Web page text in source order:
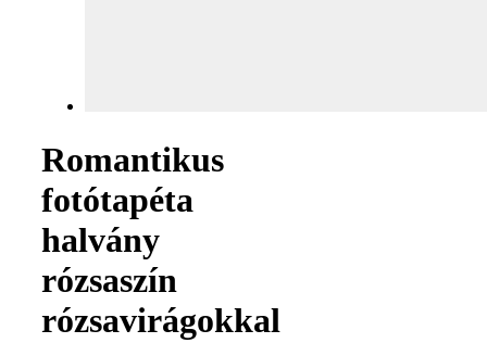
Romantikus
fotótapéta
halvány
rózsaszín
rózsavirágokkal